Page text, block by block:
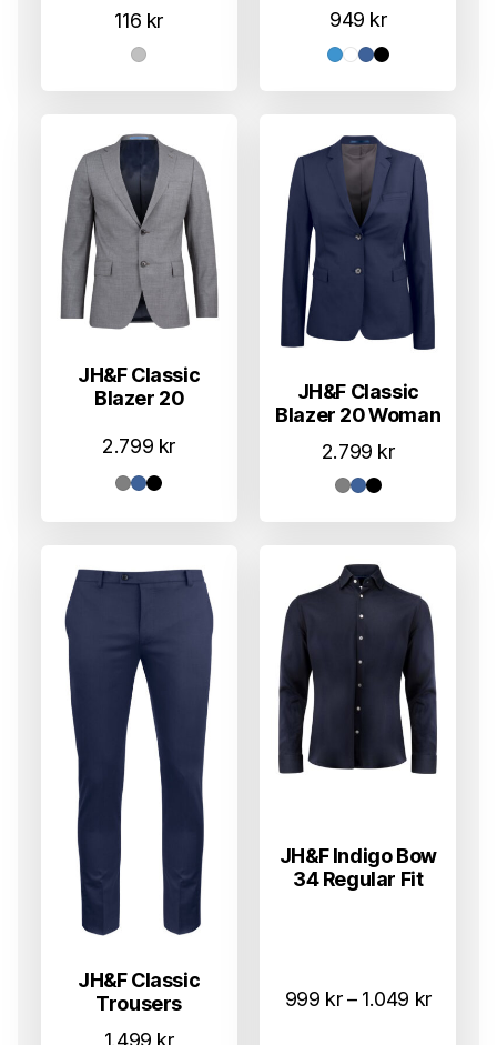
116 kr
949 kr
JH&F Classic
Blazer 20
2.799 kr
JH&F Classic
Blazer 20 Woman
2.799 kr
JH&F Classic
Trousers
JH&F Indigo Bow
34 Regular Fit
999 kr – 1.049 kr